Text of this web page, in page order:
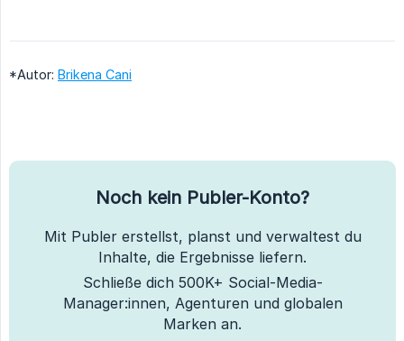
*Autor: Brikena Cani
Noch kein Publer-Konto?
Mit Publer erstellst, planst und verwaltest du
Inhalte, die Ergebnisse liefern.
Schließe dich 500K+ Social-Media-
Manager:innen, Agenturen und globalen
Marken an.